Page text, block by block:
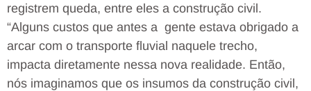
registrem queda, entre eles a construção civil.
“Alguns custos que antes a gente estava obrigado a
arcar com o transporte fluvial naquele trecho,
impacta diretamente nessa nova realidade. Então,
nós imaginamos que os insumos da construção civil,